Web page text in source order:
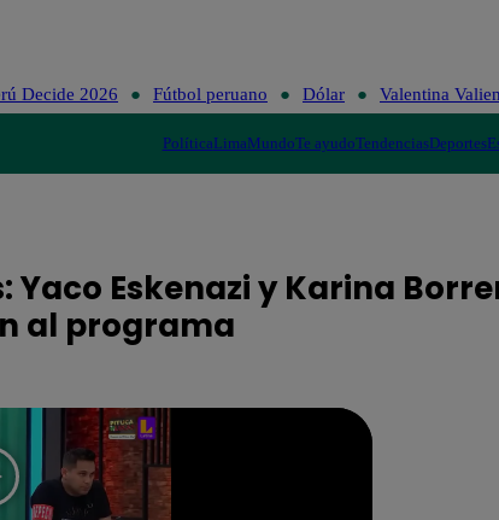
Perú
Decide 2026 Fútbol peruano Dólar Valentina
PolíticaLimaMundoTe ayudoTendenciasDeportes
Yaco Eskenazi y Karina
al programa